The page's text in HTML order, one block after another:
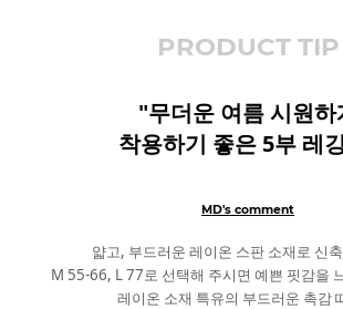
PRODUCT TIP
"무더운 여름 시원하
착용하기 좋은 5부 레
MD's comment
얇고, 부드러운 레이온 스판 소재로 신
M 55-66, L 77로 선택해 주시면 예쁜 핏감을
레이온 소재 특유의 부드러운 촉감